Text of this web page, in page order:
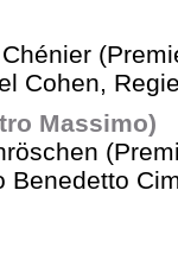
Cohen,
Massimo)